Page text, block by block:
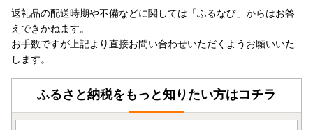
ご了承ください。
・お受取人様の郵便受けにお届けする返礼品（メール便）に
つきましては、依頼主様のお名前は配送伝票に印字されませ
ん。なお、ふるさと納税の記載が入りますのでご了承くださ
い。
・複数の返礼品を選択頂いた場合、個別発送になることもご
ざいます。
・返礼品に不具合がある場合、お受け取り後、早急にご連絡
返礼品の配送時期や不備などに関しては「ふるなび」からはお答
えできかねます。
お手数ですが上記より直接お問い合わせいただくようお願いいた
します。
ふるさと納税をもっと知りたい方はコチラ